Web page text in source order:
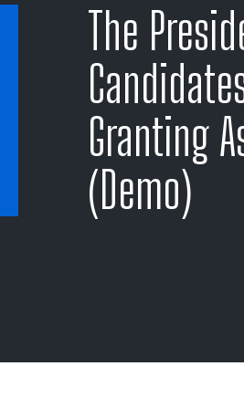
The
Granting
(Demo)